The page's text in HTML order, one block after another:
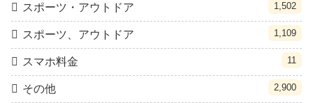
スポーツ・アウトドア 1,502
スポーツ、アウトドア 1,109
スマホ料金 11
その他 2,900